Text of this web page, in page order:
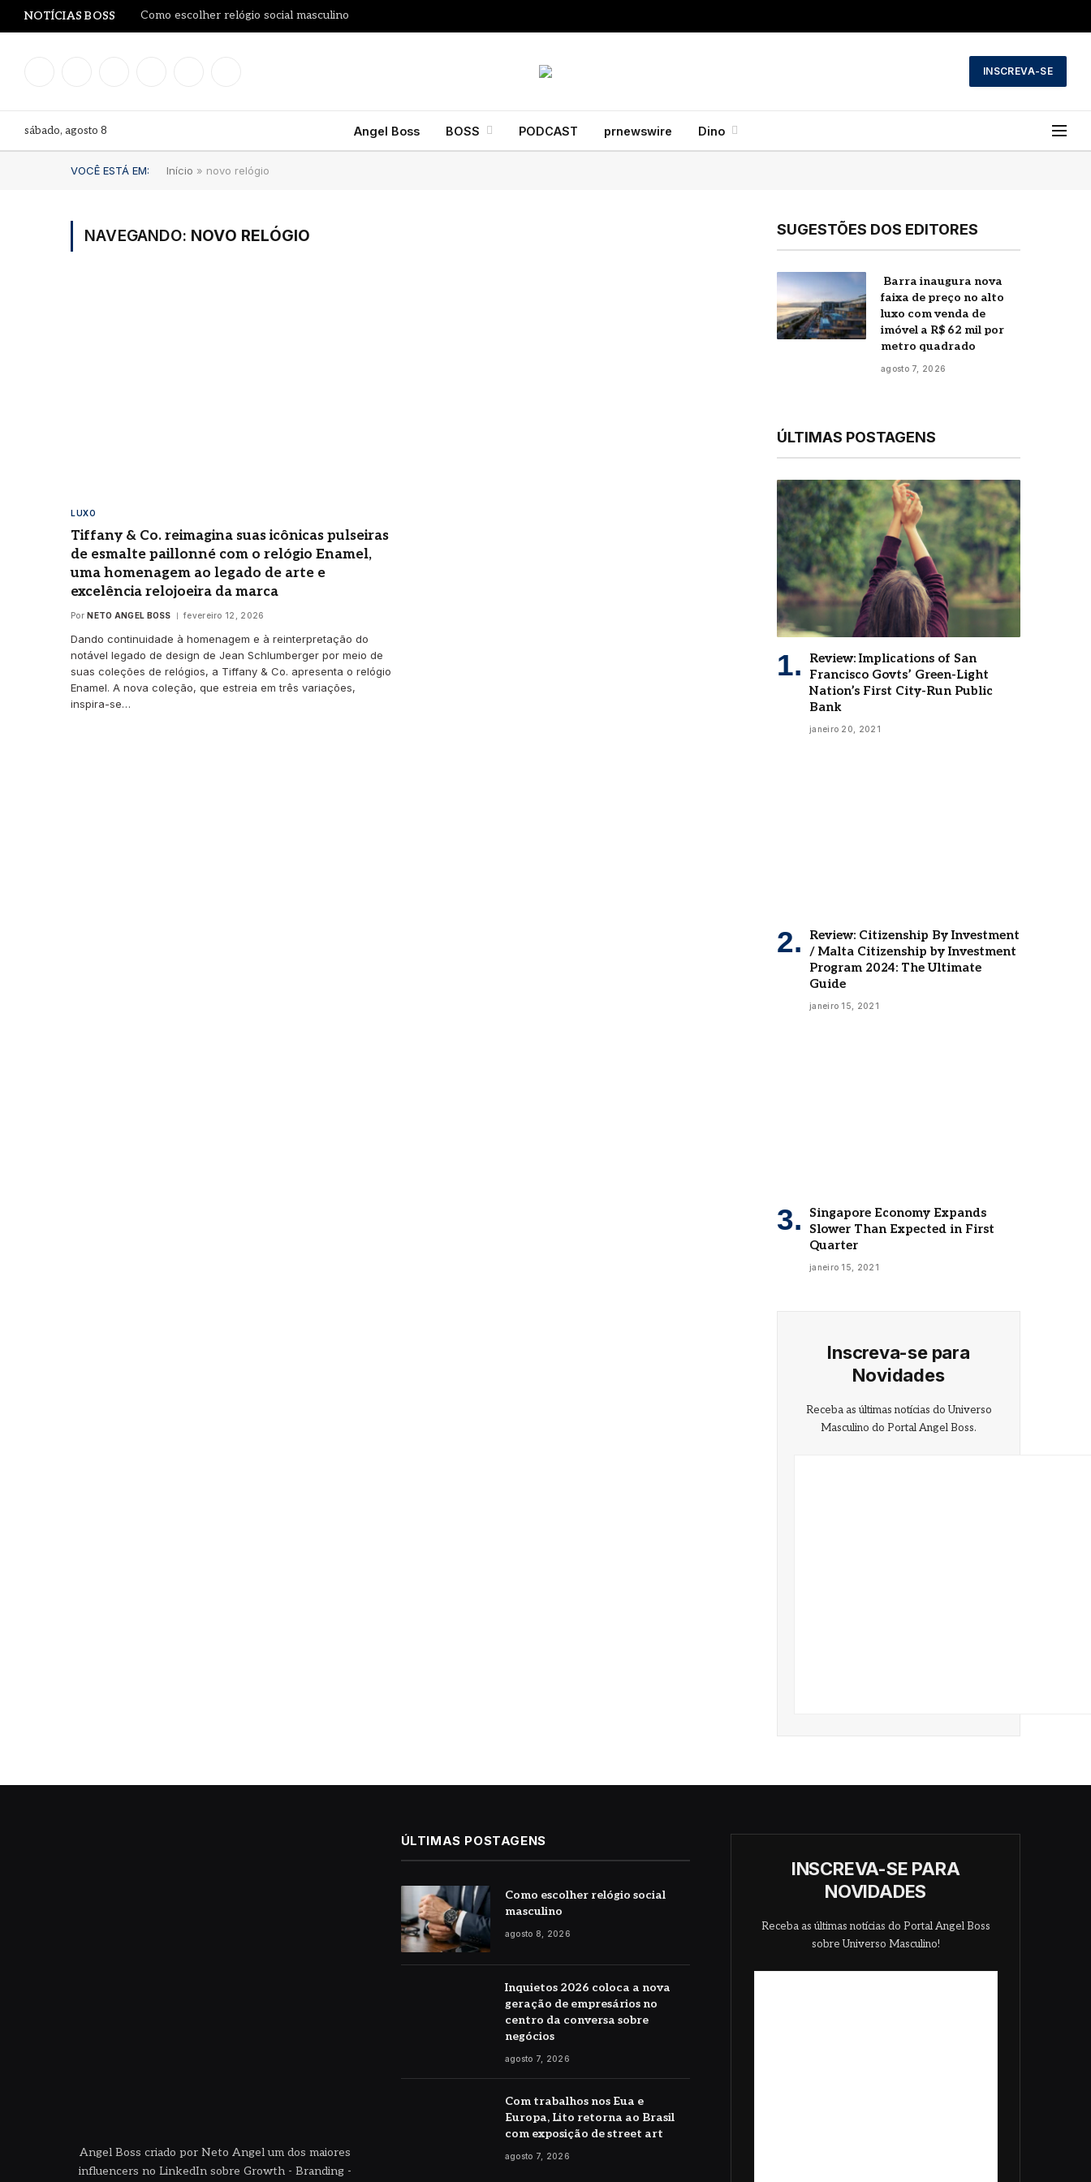
NOTÍCIAS BOSS Como escolher relógio social masculino
INSCREVA-SE
sábado, agosto 8 Angel Boss BOSS PODCAST prnewswire Dino
VOCÊ ESTÁ EM: Início » novo relógio
NAVEGANDO: NOVO RELÓGIO
LUXO
Tiffany & Co. reimagina suas icônicas pulseiras
de esmalte paillonné com o relógio Enamel,
uma homenagem ao legado de arte e
excelência relojoeira da marca
Por NETO ANGEL BOSS fevereiro 12, 2026
Dando continuidade à homenagem e à reinterpretação do
notável legado de design de Jean Schlumberger por meio de
suas coleções de relógios, a Tiffany & Co. apresenta o relógio
Enamel. A nova coleção, que estreia em três variações,
inspira-se…
SUGESTÕES DOS EDITORES
Barra inaugura nova
faixa de preço no alto
luxo com venda de
imóvel a R$ 62 mil por
metro quadrado
agosto 7, 2026
ÚLTIMAS POSTAGENS
Review: Implications of San
Francisco Govts’ Green-Light
Nation’s First City-Run Public
Bank
janeiro 20, 2021
Review: Citizenship By Investment
/ Malta Citizenship by Investment
Program 2024: The Ultimate
Guide
janeiro 15, 2021
Singapore Economy Expands
Slower Than Expected in First
Quarter
janeiro 15, 2021
Inscreva-se para
Novidades
Receba as últimas notícias do Universo
Masculino do Portal Angel Boss.
Angel Boss criado por Neto Angel um dos maiores
influencers no LinkedIn sobre Growth - Branding -
ÚLTIMAS POSTAGENS
Como escolher relógio social
masculino
agosto 8, 2026
Inquietos 2026 coloca a nova
geração de empresários no
centro da conversa sobre
negócios
agosto 7, 2026
Com trabalhos nos Eua e
Europa, Lito retorna ao Brasil
com exposição de street art
agosto 7, 2026
INSCREVA-SE PARA
NOVIDADES
Receba as últimas notícias do Portal Angel Boss
sobre Universo Masculino!